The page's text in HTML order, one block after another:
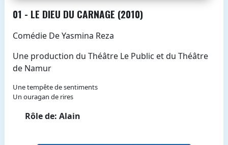
01 - LE DIEU DU CARNAGE (2010)
Comédie De Yasmina Reza
Une production du Théâtre Le Public et du Théâtre
de Namur
Une tempête de sentiments
Un ouragan de rires
Rôle de: Alain